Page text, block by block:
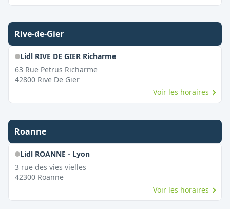
Rive-de-Gier
Lidl RIVE DE GIER Richarme
63 Rue Petrus Richarme
42800 Rive De Gier
Voir les horaires
Roanne
Lidl ROANNE - Lyon
3 rue des vies vielles
42300 Roanne
Voir les horaires